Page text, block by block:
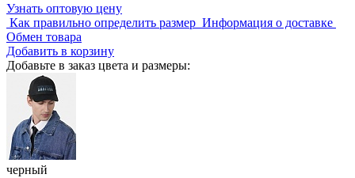
Узнать оптовую цену
Как правильно определить размер Информация о доставке
Обмен товара
Добавить в корзину
Добавьте в заказ цвета и размеры:
черный